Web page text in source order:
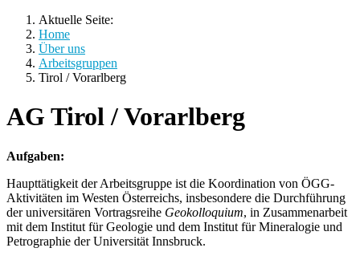
Aktuelle Seite:
Home
Über uns
Arbeitsgruppen
Tirol / Vorarlberg
AG Tirol / Vorarlberg
Aufgaben:
Haupttätigkeit der Arbeitsgruppe ist die Koordination von ÖGG-
Aktivitäten im Westen Österreichs, insbesondere die Durchführung
der universitären Vortragsreihe Geokolloquium, in Zusammenarbeit
mit dem Institut für Geologie und dem Institut für Mineralogie und
Petrographie der Universität Innsbruck.